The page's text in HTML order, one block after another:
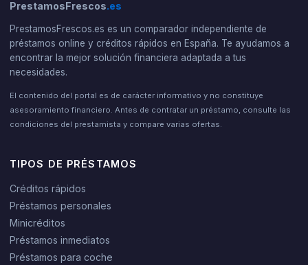
PrestamosFrescos.es
PrestamosFrescos.es es un comparador independiente de
préstamos online y créditos rápidos en España. Te ayudamos a
encontrar la mejor solución financiera adaptada a tus
necesidades.
El contenido del portal es de carácter informativo y no constituye
asesoramiento financiero. Antes de contratar un préstamo, consulte las
condiciones del prestamista y compare varias ofertas.
TIPOS DE PRÉSTAMOS
Créditos rápidos
Préstamos personales
Minicréditos
Préstamos inmediatos
Préstamos para coche